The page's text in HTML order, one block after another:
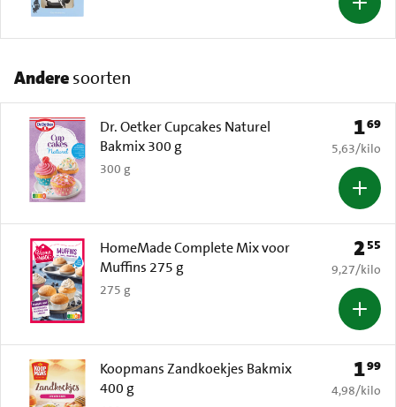
Anderesoorten
Dr. Oetker Cupcakes Naturel
Bakmix 300 g
300 g
Prijs:
169
€ 5,63 per
5,63/kilo
HomeMade Complete Mix voor
Muffins 275 g
275 g
Prijs:
255
€ 9,27 per
9,27/kilo
Koopmans Zandkoekjes Bakmix
400 g
Prijs:
199
€ 4,98 per
4,98/kilo